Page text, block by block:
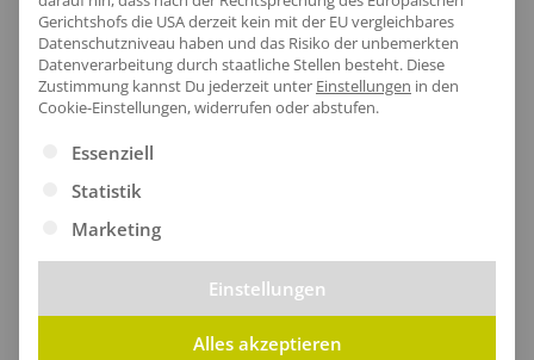
Größentabelle
Lieferzeit
[jgm-review-widget]
Gerichtshofs die USA derzeit kein mit der EU vergleichbares
Datenschutzniveau haben und das Risiko der unbemerkten
Datenverarbeitung durch staatliche Stellen besteht. Diese
Zustimmung kannst Du jederzeit unter Einstellungen in den
Cookie-Einstellungen, widerrufen oder abstufen.
Es folgt eine Liste der Service-Gruppen, für die eine
Essenziell
Statistik
Marketing
Einstellungen
Alles akzeptieren